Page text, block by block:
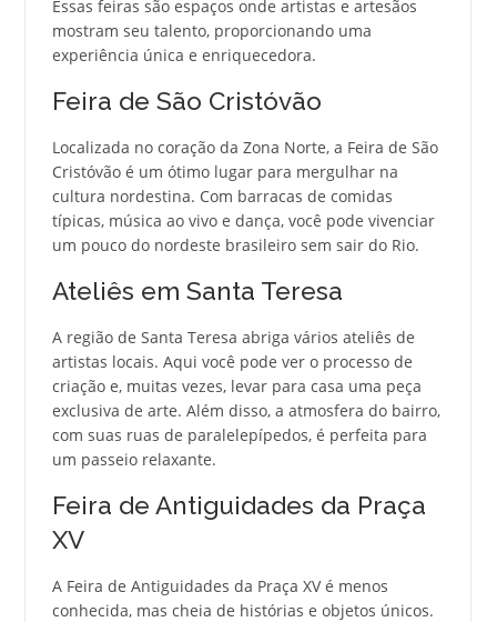
Essas feiras são espaços onde artistas e artesãos
mostram seu talento, proporcionando uma
experiência única e enriquecedora.
Feira de São Cristóvão
Localizada no coração da Zona Norte, a Feira de São
Cristóvão é um ótimo lugar para mergulhar na
cultura nordestina. Com barracas de comidas
típicas, música ao vivo e dança, você pode vivenciar
um pouco do nordeste brasileiro sem sair do Rio.
Ateliês em Santa Teresa
A região de Santa Teresa abriga vários ateliês de
artistas locais. Aqui você pode ver o processo de
criação e, muitas vezes, levar para casa uma peça
exclusiva de arte. Além disso, a atmosfera do bairro,
com suas ruas de paralelepípedos, é perfeita para
um passeio relaxante.
Feira de Antiguidades da Praça
XV
A Feira de Antiguidades da Praça XV é menos
conhecida, mas cheia de histórias e objetos únicos.